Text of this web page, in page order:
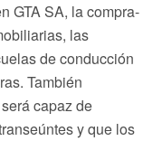
GTA SA, la compra-
las
de conducción
También
capaz de
y que los